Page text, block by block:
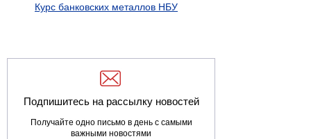
Курс банковских металлов НБУ
Подпишитесь на рассылку новостей
Получайте одно письмо в день с самыми
важными новостями